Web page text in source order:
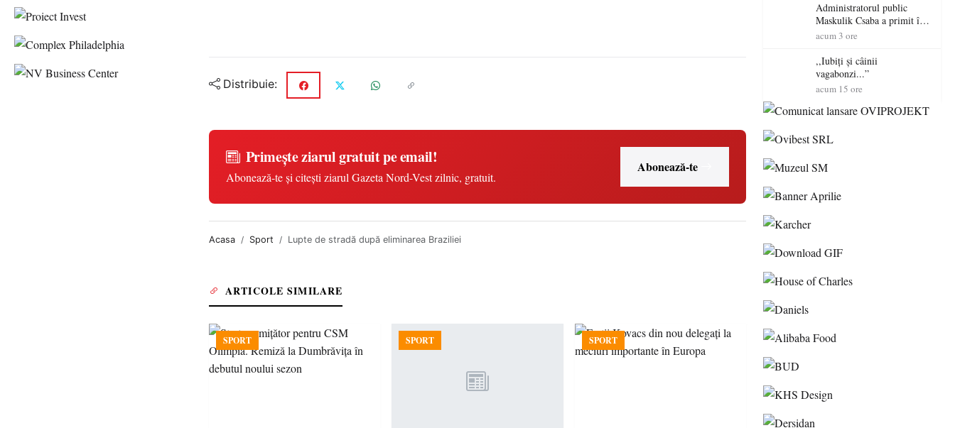
Distribuie:
Primește ziarul gratuit pe email!
Abonează-te și citești ziarul Gazeta Nord-Vest zilnic, gratuit.
Abonează-te
Acasa Sport Lupte de stradă după eliminarea Braziliei
ARTICOLE SIMILARE
SPORT SPORT SPORT
Administratorul public
Maskulik Csaba a primit în
audiență cetățenii din Satu
acum 3 ore
,,Iubiți și câinii
vagabonzi...”
acum 15 ore